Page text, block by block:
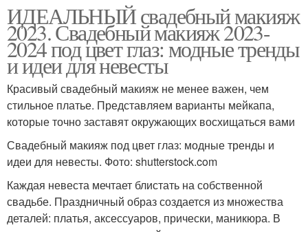
ИДЕАЛЬНЫЙ свадебный макияж
2023. Свадебный макияж 2023-
2024 под цвет глаз: модные тренды
и идеи для невесты
Красивый свадебный макияж не менее важен, чем
стильное платье. Представляем варианты мейкапа,
которые точно заставят окружающих восхищаться вами
Свадебный макияж под цвет глаз: модные тренды и
идеи для невесты. Фото: shutterstock.com
Каждая невеста мечтает блистать на собственной
свадьбе. Праздничный образ создается из множества
деталей: платья, аксессуаров, прически, маникюра. В